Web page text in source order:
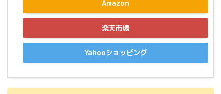
Amazon
楽天市場
Yahooショッピング